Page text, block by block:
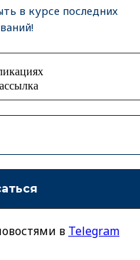
в курсе последних
в Telegram